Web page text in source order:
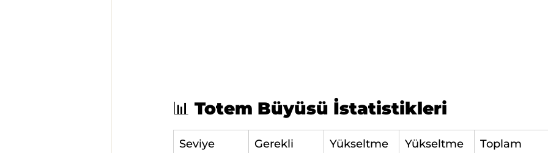
📊 Totem Büyüsü İstatistikleri
Seviye
Gerekli
Yükseltme
Yükseltme
Toplam